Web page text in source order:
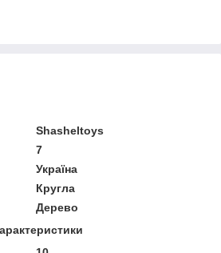
Shasheltoys
7
Україна
Кругла
Дерево